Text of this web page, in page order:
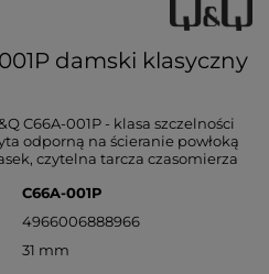
damski klasyczny
C66A-001P - klasa szczelności
odporną na ścieranie powłoką
czytelna tarcza czasomierza
C66A-001P
4966006888966
31 mm